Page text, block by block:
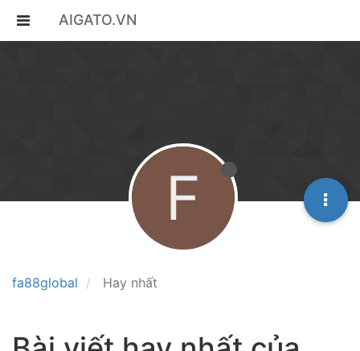
AIGATO.VN
fa88global Hay nhất
F